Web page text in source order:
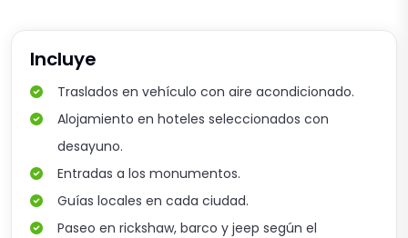
Incluye
Traslados en vehículo con aire acondicionado.
Alojamiento en hoteles seleccionados con
desayuno.
Entradas a los monumentos.
Guías locales en cada ciudad.
Paseo en rickshaw, barco y jeep según el